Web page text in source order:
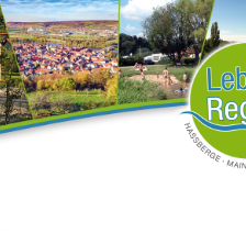
Skip
to
content
Skip
to
left
sidebar
Skip
to
footer